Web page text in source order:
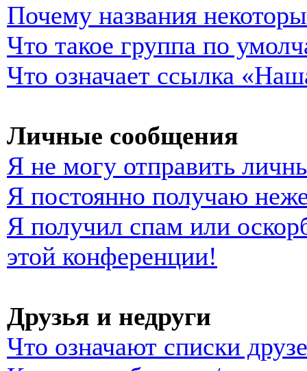
Почему названия
Что такое группа по
Что означает ссылка
Личные сообщения
Я не могу отправить
Я постоянно получаю
Я получил спам или
этой конференции!
Друзья и недруги
Что означают списки